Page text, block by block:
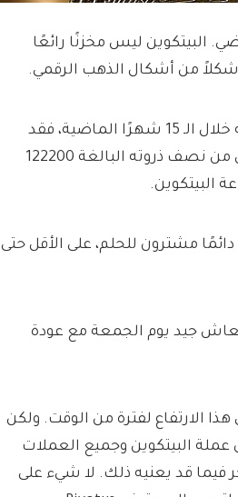
البيتكوين ليس مخزنًا رائعًا
من أشكال الذهب الرقمي.
إذا كان من سوء حظك الاحتفاظ بأي شيء اشتريته خلال الـ 15 شهرًا الماضية، فقد
خسرت المال. وفي مرحلة ما يوم الخميس كان أقل من نصف ذروته البالغة 122200
البيتكوين.
مشترون للحلم، على الأقل حتى
جيد يوم الجمعة مع عودة
الارتفاع لفترة من الوقت. ولكن
عملة البيتكوين وجميع العملات
فيما قد يعنيه ذلك. لا شيء على